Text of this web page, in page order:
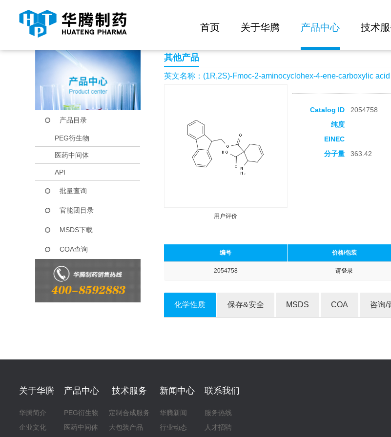
首页 关于华腾 产品中心 技术
当前位置： 首页 产品中心 (1R,2S)-Fmoc-2-aminocyclohex-4-ene-carboxylic acid
产品目录
PEG衍生物
医药中间体
API
批量查询
官能团目录
MSDS下载
COA查询
其他产品
英文名称：(1R,2S)-Fmoc-2-aminocyclohex-4-ene-carboxylic acid
用户评价
Catalog ID 2054758
纯度
EINEC
分子量 363.42
编号 价格/包装
2054758 请登录
化学性质 保存&安全 MSDS COA 咨询/
关于华腾
华腾简介
企业文化
产品中心
PEG衍生物
医药中间体
技术服务
定制合成服务
大包装产品
新闻中心
华腾新闻
行业动态
联系我们
服务热线
人才招聘